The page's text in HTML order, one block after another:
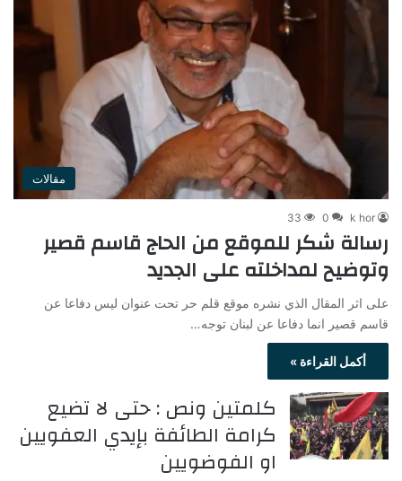
مقالات
k hor
0
33
رسالة شكر للموقع من الحاج قاسم قصير
وتوضيح لمداخلته على الجديد
على اثر المقال الذي نشره موقع قلم حر تحت عنوان ليس دفاعا عن
قاسم قصير انما دفاعا عن لبنان توجه…
أكمل القراءة »
كلمتين ونص : حتى لا تضيع
كرامة الطائفة بإيدي العفويين
او الفوضويين